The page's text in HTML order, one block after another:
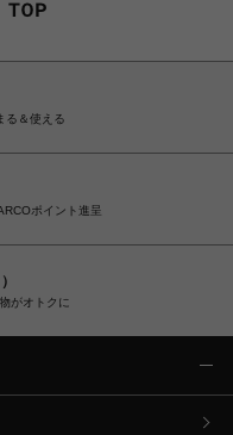
る＆使える
ポイント進呈
がオトクに